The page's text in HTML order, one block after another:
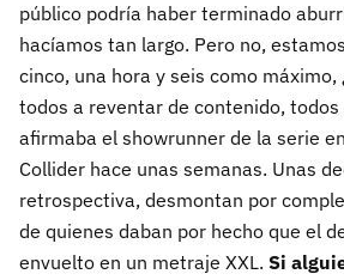
público podría haber terminado
hacíamos tan largo. Pero no,
cinco, una hora y seis como máximo,
todos a reventar de contenido,
afirmaba el showrunner de la serie en
Collider hace unas semanas. Unas
retrospectiva, desmontan por
de quienes daban por hecho que el
envuelto en un metraje XXL. Si